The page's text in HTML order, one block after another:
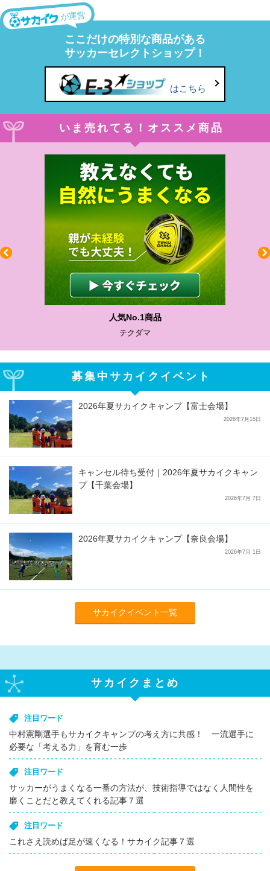
が運営
ここだけの特別な商品がある
サッカーセレクトショップ！
はこちら
いま売れてる！オススメ商品
わかりやすい質問に沿って書ける
サカイクサッカーノート
募集中サカイクイベント
2026年夏サカイクキャンプ【富士会場】
2026年7月15日
キャンセル待ち受付｜2026年夏サカイクキャン
プ【千葉会場】
2026年7月 7日
2026年夏サカイクキャンプ【奈良会場】
2026年7月 1日
サカイクイベント一覧
サカイクまとめ
注目ワード
中村憲剛選手もサカイクキャンプの考え方に共感！ 一流選手に
必要な「考える力」を育む一歩
注目ワード
サッカーがうまくなる一番の方法が、技術指導ではなく人間性を
磨くことだと教えてくれる記事７選
注目ワード
これさえ読めば足が速くなる！サカイク記事７選